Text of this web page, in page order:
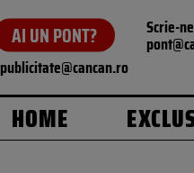
AI UN PONT? Scrie-
publicitate@cancan.ro
HOME